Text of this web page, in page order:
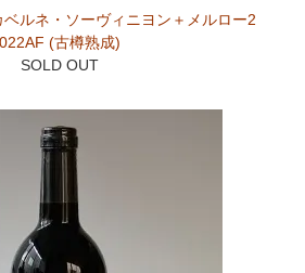
ルネ・ソーヴィニヨン＋メルロー2
022AF (古樽熟成)
SOLD OUT